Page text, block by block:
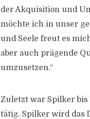
der Akquisition und
möchte ich in unser
und Seele freut es
aber auch prägende
umzusetzen.“
Zuletzt war Spilker
tätig. Spilker wird das